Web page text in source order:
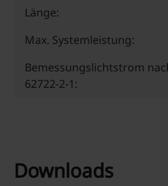
Länge:
Max. Systemleistung:
Bemessungslichtstrom
62722-2-1:
Downloads